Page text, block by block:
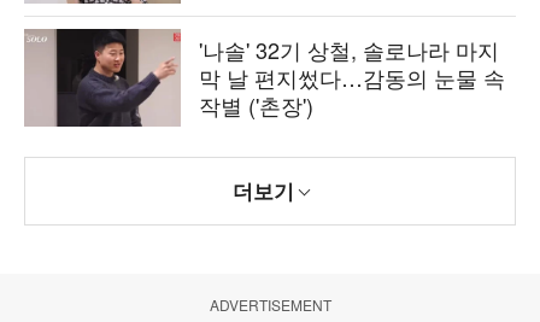
'나솔' 32기 상철, 솔로나라 마지
막 날 편지썼다…감동의 눈물 속
작별 ('촌장')
더보기
ADVERTISEMENT